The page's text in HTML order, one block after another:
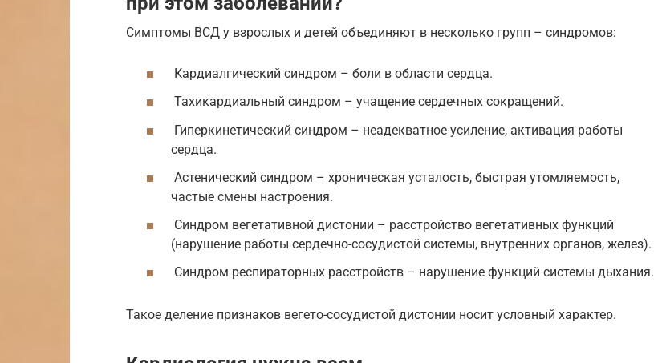
Симптомы ВСД у взрослых и детей объединяют в несколько групп – синдромов:
Кардиалгический синдром – боли в области сердца.
Тахикардиальный синдром – учащение сердечных сокращений.
Гиперкинетический синдром – неадекватное усиление, активация работы
сердца.
Астенический синдром – хроническая усталость, быстрая утомляемость,
частые смены настроения.
Синдром вегетативной дистонии – расстройство вегетативных функций
(нарушение работы сердечно-сосудистой системы, внутренних органов, желез).
Синдром респираторных расстройств – нарушение функций системы дыхания.
Такое деление признаков вегето-сосудистой дистонии носит условный характер.